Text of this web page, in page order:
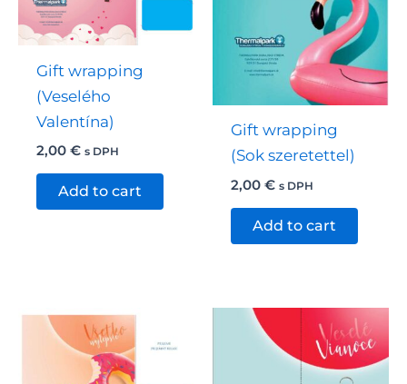
Gift wrapping
(Veselého
Valentína)
2,00€ s DPH
Add to cart
Gift wrapping
(Sok szeretettel)
2,00€ s DPH
Add to cart